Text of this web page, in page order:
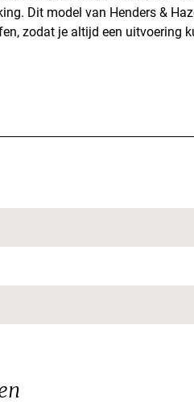
Dit model van Henders &
zodat je altijd een uitvoering